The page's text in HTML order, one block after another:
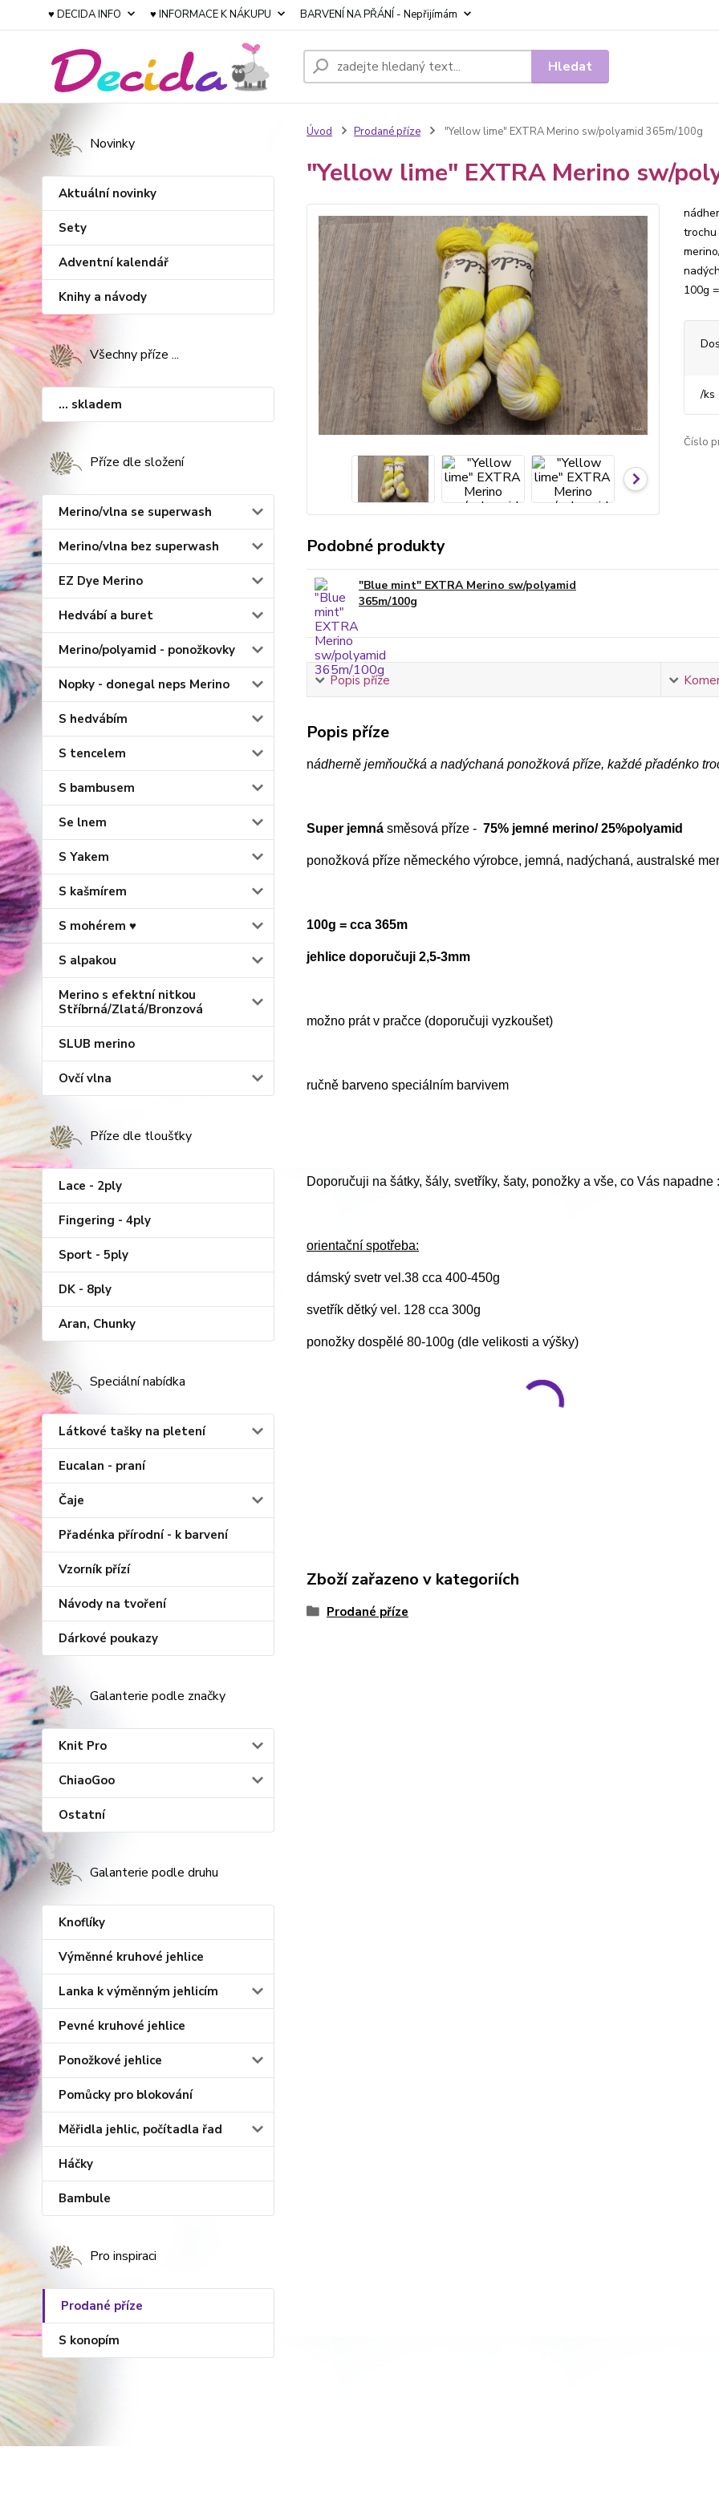
♥ DECIDA INFO ♥ INFORMACE K NÁKUPU BARVENÍ NA PŘÁNÍ - Nepřijímám
Hledat
Novinky
Aktuální novinky
Sety
Adventní kalendář
Knihy a návody
Všechny příze ...
... skladem
Příze dle složení
Merino/vlna se superwash
Merino/vlna bez superwash
EZ Dye Merino
Hedvábí a buret
Merino/polyamid - ponožkovky
Nopky - donegal neps Merino
S hedvábím
S tencelem
S bambusem
Se lnem
S Yakem
S kašmírem
S mohérem ♥
S alpakou
Merino s efektní nitkou
Stříbrná/Zlatá/Bronzová
SLUB merino
Ovčí vlna
Příze dle tloušťky
Lace - 2ply
Fingering - 4ply
Sport - 5ply
DK - 8ply
Aran, Chunky
Speciální nabídka
Látkové tašky na pletení
Eucalan - praní
Čaje
Přadénka přírodní - k barvení
Vzorník přízí
Návody na tvoření
Dárkové poukazy
Galanterie podle značky
Knit Pro
ChiaoGoo
Ostatní
Galanterie podle druhu
Knoflíky
Výměnné kruhové jehlice
Lanka k výměnným jehlicím
Pevné kruhové jehlice
Ponožkové jehlice
Pomůcky pro blokování
Měřidla jehlic, počítadla řad
Háčky
Bambule
Pro inspiraci
Prodané příze
S konopím
Úvod Prodané příze "Yellow lime" EXTRA Merino sw/polyamid 365m/100g
"Yellow lime" EXTRA Merino sw/
100g
/ks
Číslo
Podobné produkty
"Blue mint" EXTRA Merino sw/polyamid
365m/100g
Popis příze
Popis příze
nádherně jemňoučká a nadýchaná ponožková příze, každé přadénko
Super jemnásměsová příze - 75% jemné merino/ 25%polyamid
ponožková příze německého výrobce, jemná, nadýchaná, australské
100g = cca 365m
jehlice doporučuji 2,5-3mm
možno prát v pračce (doporučuji vyzkoušet)
ručně barveno speciálním barvivem
Doporučuji na šátky, šály, svetříky, šaty, ponožky a vše, co Vás napadne
orientační spotřeba:
dámský svetr vel.38 cca 400-450g
svetřík dětký vel. 128 cca 300g
ponožky dospělé 80-100g (dle velikosti a výšky)
Zboží zařazeno v kategoriích
Prodané příze